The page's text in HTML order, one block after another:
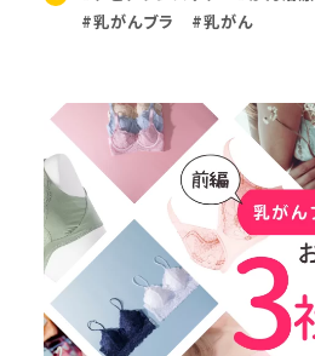
#乳がんブラ
#乳がん